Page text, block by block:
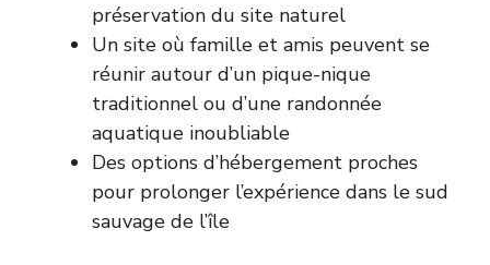
préservation du site naturel
Un site où famille et amis peuvent se
réunir autour d’un pique-nique
traditionnel ou d’une randonnée
aquatique inoubliable
Des options d’hébergement proches
pour prolonger l’expérience dans le sud
sauvage de l’île